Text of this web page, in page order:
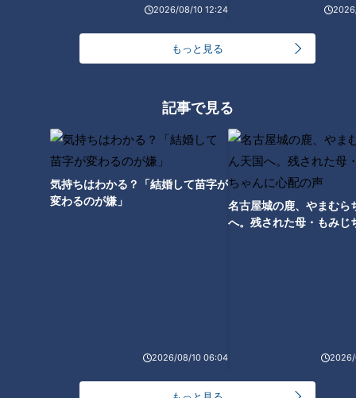
2026/08/10 12:24
もっと見る
記事で見る
気持ちはわかる？「結婚して苗字が
変わるのが嫌」
2026/08/10 06:04
名古屋城の鹿、やまむら
へ。残された母・もみじ
2026/
幅よりやや広く置いて、やはり体を一直線にして腕立て伏せを
します。
イスの使い方によって、体の傾きも変わるため、負荷の掛かり
具合に違いが出てくるというわけです。
いずれもムリのない回数から始めてみましょう。